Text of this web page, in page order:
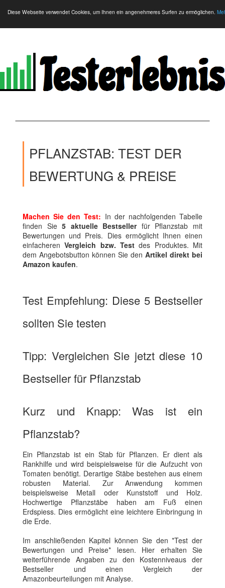
Diese Webseite verwendet Cookies, um Ihnen ein angenehmeres Surfen zu ermöglichen.
PFLANZSTAB: TEST DER
BEWERTUNG & PREISE
Machen Sie den Test: In der nachfolgenden Tabelle
finden Sie5 aktuelle Bestsellerfür Pflanzstab mit
Bewertungen und Preis. Dies ermöglicht Ihnen einen
einfacherenVergleich bzw. Test des Produktes. Mit
dem Angebotsbutton können Sie den Artikel direkt bei
Amazon kaufen.
Test Empfehlung: Diese 5 Bestseller
sollten Sie testen
Tipp: Vergleichen Sie jetzt diese 10
Bestseller für Pflanzstab
Kurz und Knapp: Was ist ein
Pflanzstab?
Ein Pflanzstab ist ein Stab für Pflanzen. Er dient als
Rankhilfe und wird beispielsweise für die Aufzucht von
Tomaten benötigt. Derartige Stäbe bestehen aus einem
robusten Material. Zur Anwendung kommen
beispielsweise Metall oder Kunststoff und Holz.
Hochwertige Pflanzstäbe haben am Fuß einen
Erdspiess. Dies ermöglicht eine leichtere Einbringung in
die Erde.
Im anschließenden Kapitel können Sie den *Test der
Bewertungen und Preise* lesen. Hier erhalten Sie
weiterführende Angaben zu den Kostenniveaus der
Bestseller und einen Vergleich der
Amazonbeurteilungen mit Analyse.